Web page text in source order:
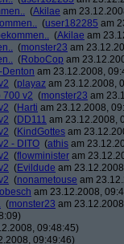
(Akilae am
(user182285 am
(Akilae am
(monster23 am
(RoboCop am
Denton am 23.12.2008,
(playaz am 23.12.2008,
700 v2 (monster23 am
(Harti am 23.12.2008,
(DD111 am 23.12.2008,
(KindGottes am
- DITO (athis am
(flowminister am
(Evildude am
(nonametouse am
am 23.12.2008,
(monster23 am
09:48:45)
09:49:46)